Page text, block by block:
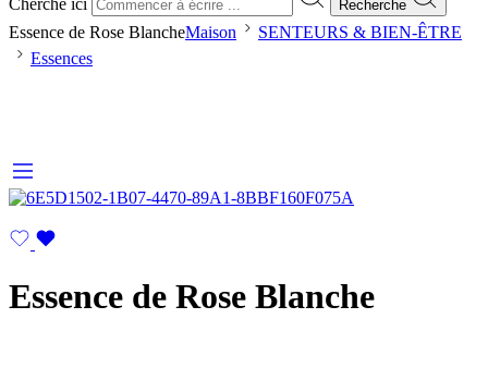
Cherche ici Recherche
Essence de Rose BlancheMaison
SENTEURS & BIEN-ÊTRE
Essences
Essence de Rose Blanche